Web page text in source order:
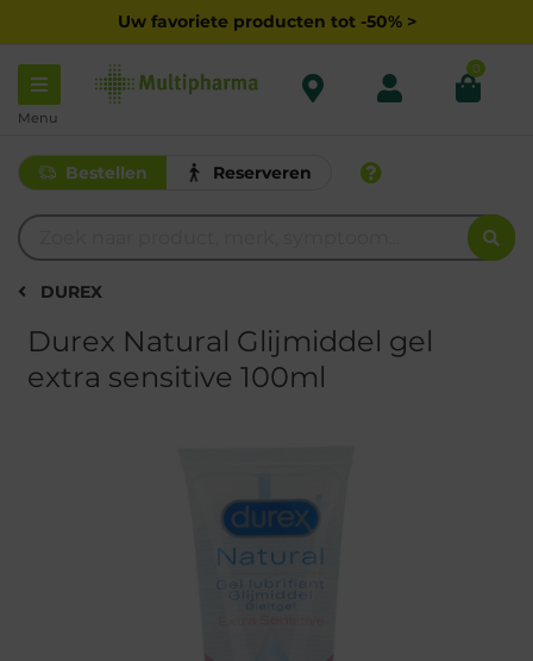
Uw favoriete producten tot -50% >
Menu
0
Bestellen Reserveren
DUREX
Durex Natural Glijmiddel gel
extra sensitive 100ml